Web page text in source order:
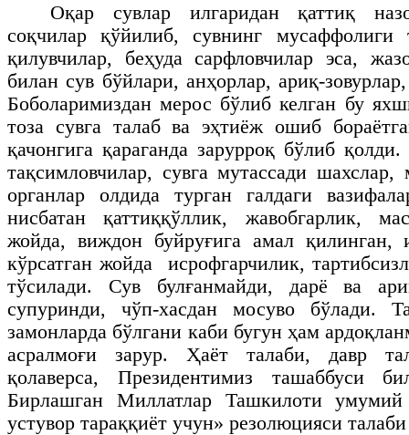
Оқар сувлар илгаридан қаттиқ
соқчилар қўйилиб, сувнинг мусаффолиги
қилувчилар, беҳуда сарфловчилар эса,
билан сув бўйлари, анҳорлар, ариқ-
Боболаримиздан мерос бўлиб келган бу
тоза сувга талаб ва эҳтиёж ошиб
қачонгига қараганда зарурроқ бўлиб
тақсимловчилар, сувга мутассади
органлар олдида турган галдаги
нисбатан қаттиққўллик, жавобгарлик,
жойда, виждон буйруғига амал қилинган,
кўрсатган жойда исрофгарчилик,
тўсилади. Сув булғанмайди, дарё ва
супуринди, чўп-хасдан мосуво бўлади.
замонларда бўлгани каби бугун ҳам
асралмоғи зарур. Ҳаёт талаби, давр
қолаверса, Президентимиз ташаббуси
Бирлашган Миллатлар Ташкилоти
устувор тараққиёт учун» резолюцияси